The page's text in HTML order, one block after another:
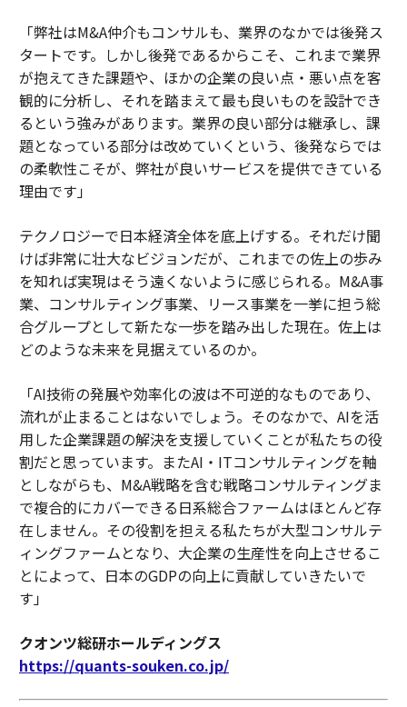
「弊社はM&A仲介もコンサルも、業界のなかでは後発ス
タートです。しかし後発であるからこそ、これまで業界
が抱えてきた課題や、ほかの企業の良い点・悪い点を客
観的に分析し、それを踏まえて最も良いものを設計でき
るという強みがあります。業界の良い部分は継承し、課
題となっている部分は改めていくという、後発ならでは
の柔軟性こそが、弊社が良いサービスを提供できている
理由です」
テクノロジーで日本経済全体を底上げする。それだけ聞
けば非常に壮大なビジョンだが、これまでの佐上の歩み
を知れば実現はそう遠くないように感じられる。M&A事
業、コンサルティング事業、リース事業を一挙に担う総
合グループとして新たな一歩を踏み出した現在。佐上は
どのような未来を見据えているのか。
「AI技術の発展や効率化の波は不可逆的なものであり、
流れが止まることはないでしょう。そのなかで、AIを活
用した企業課題の解決を支援していくことが私たちの役
割だと思っています。またAI・ITコンサルティングを軸
としながらも、M&A戦略を含む戦略コンサルティングま
で複合的にカバーできる日系総合ファームはほとんど存
在しません。その役割を担える私たちが大型コンサルテ
ィングファームとなり、大企業の生産性を向上させるこ
とによって、日本のGDPの向上に貢献していきたいで
す」
クオンツ総研ホールディングス
https://quants-souken.co.jp/